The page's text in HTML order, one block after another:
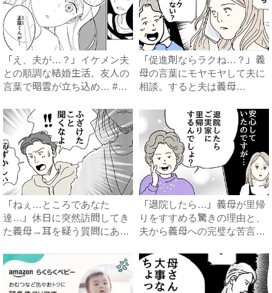
「え、夫が…？」イケメン夫
との順調な結婚生活。友人の
言葉で暗雲が立ち込め… #
「促進剤ならラクね…？」義
母の言葉にモヤモヤして夫に
相談。すると夫は義母
「ねぇ…ところであなた
達…」休日に突然訪問してき
た義母→耳を疑う質問にあ
「退院したら…」義母が里帰
りをすすめる驚きの理由と、
夫から義母への完璧な苦言